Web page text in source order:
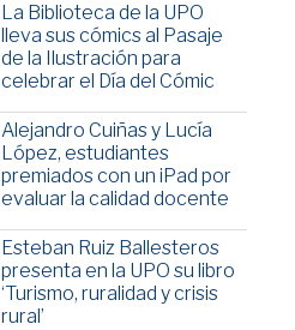
La Biblioteca de la UPO
lleva sus cómics al Pasaje
de la Ilustración para
celebrar el Día del Cómic
Alejandro Cuiñas y Lucía
López, estudiantes
premiados con un iPad por
evaluar la calidad docente
Esteban Ruiz Ballesteros
presenta en la UPO su libro
‘Turismo, ruralidad y crisis
rural’